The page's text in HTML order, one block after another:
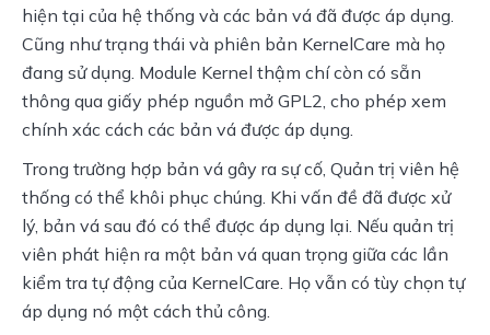
hiện tại của hệ thống và các bản vá đã được áp dụng.
Cũng như trạng thái và phiên bản KernelCare mà họ
đang sử dụng. Module Kernel thậm chí còn có sẵn
thông qua giấy phép nguồn mở GPL2, cho phép xem
chính xác cách các bản vá được áp dụng.
Trong trường hợp bản vá gây ra sự cố, Quản trị viên hệ
thống có thể khôi phục chúng. Khi vấn đề đã được xử
lý, bản vá sau đó có thể được áp dụng lại. Nếu quản trị
viên phát hiện ra một bản vá quan trọng giữa các lần
kiểm tra tự động của KernelCare. Họ vẫn có tùy chọn tự
áp dụng nó một cách thủ công.